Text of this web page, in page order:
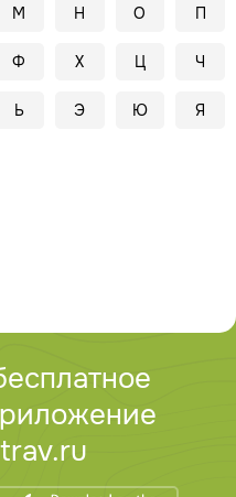
М Н О П
Ф Х Ц Ч
Ь Э Ю Я